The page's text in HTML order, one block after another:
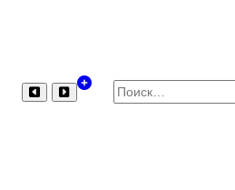
Поиск по сайту